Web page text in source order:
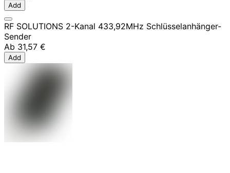
Add
RF SOLUTIONS 2-Kanal 433,92MHz Schlüsselanhänger-
Sender
Ab 31,57 €
Add